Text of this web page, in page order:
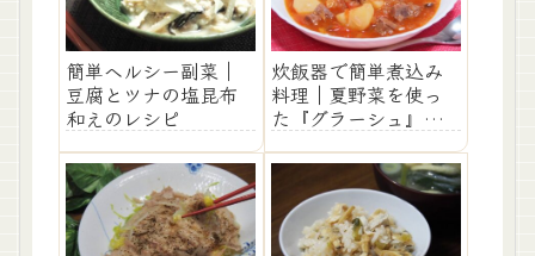
簡単ヘルシー副菜｜
豆腐とツナの塩昆布
和えのレシピ
炊飯器で簡単煮込み
料理｜夏野菜を使っ
た『グラーシュ』の